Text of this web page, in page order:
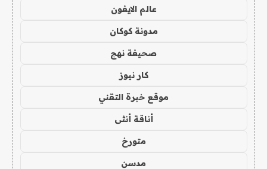
عالم الايفون
مدونة كوكان
صحيفة نهج
كار نيوز
موقع خبرة التقني
أناقة أنثى
متورخ
مدسن